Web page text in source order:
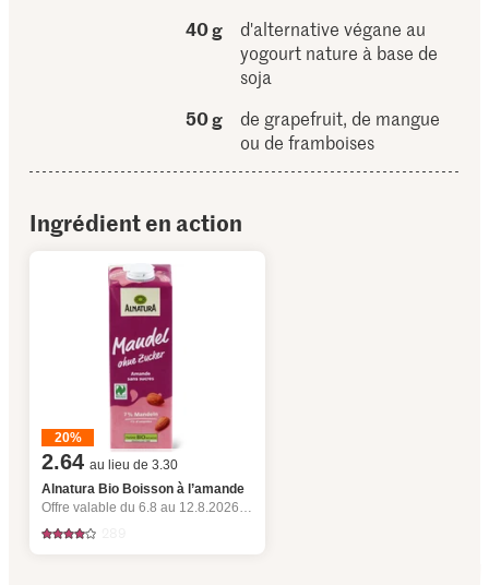
40 g
d'alternative végane au
yogourt nature à base de
soja
50 g
de grapefruit, de mangue
ou de framboises
Ingrédient en action
20%
2.64 au lieu de 3.30
Alnatura Bio Boisson à l’amande
Offre valable du 6.8 au 12.8.2026, jusqu’à épuisement du stock.